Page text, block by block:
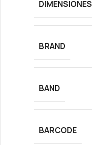
DIMENSIONES
BRAND
BAND
BARCODE